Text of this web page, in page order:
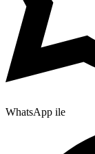
WhatsApp ile